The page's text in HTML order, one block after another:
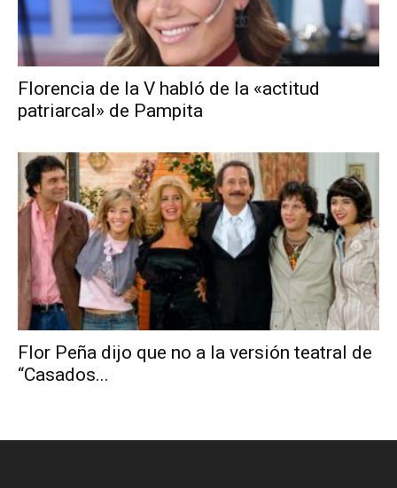
Florencia de la V habló de la «actitud
patriarcal» de Pampita
Flor Peña dijo que no a la versión teatral de
“Casados...